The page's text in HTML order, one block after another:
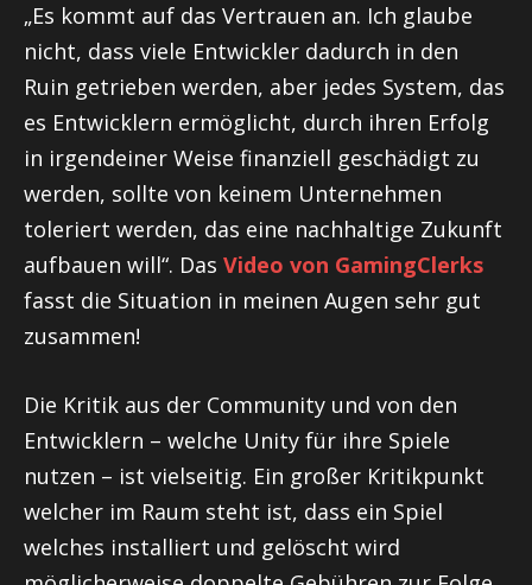
„Es kommt auf das Vertrauen an. Ich glaube
nicht, dass viele Entwickler dadurch in den
Ruin getrieben werden, aber jedes System, das
es Entwicklern ermöglicht, durch ihren Erfolg
in irgendeiner Weise finanziell geschädigt zu
werden, sollte von keinem Unternehmen
toleriert werden, das eine nachhaltige Zukunft
aufbauen will“. Das Video von GamingClerks
fasst die Situation in meinen Augen sehr gut
zusammen!
Die Kritik aus der Community und von den
Entwicklern – welche Unity für ihre Spiele
nutzen – ist vielseitig. Ein großer Kritikpunkt
welcher im Raum steht ist, dass ein Spiel
welches installiert und gelöscht wird